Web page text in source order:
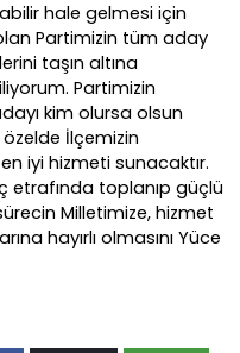
hale gelmesi için
Partimizin tüm aday
taşın altına
Partimizin
kim olursa olsun
İlçemizin
iyi hizmeti sunacaktır.
etrafında toplanıp güçlü
Milletimize, hizmet
hayırlı olmasını Yüce